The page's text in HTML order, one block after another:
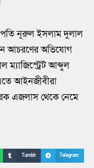
নূরুল ইসলাম দুলাল
আচরণের অভিযোগ
ম্যাজিস্ট্রেট আব্দুল
আইনজীবীরা
এজলাস থেকে নেমে
Tumblr Telegram